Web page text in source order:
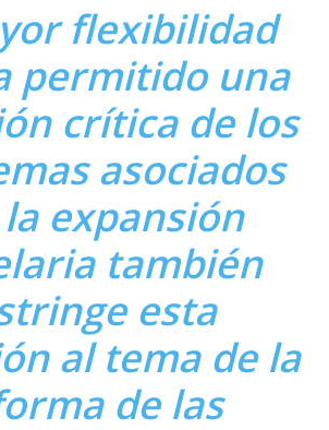
flexibilidad
permitido una
crítica de los
asociados
expansión
también
esta
al tema de la
de las